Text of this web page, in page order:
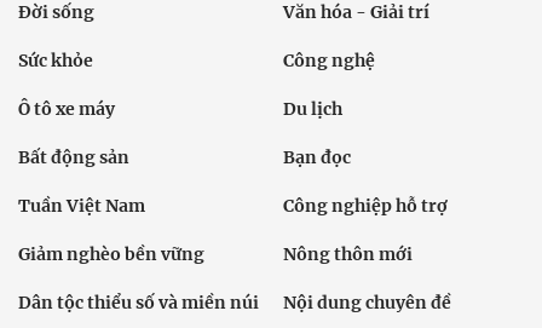
Đời sống Văn hóa - Giải trí
Sức khỏe Công nghệ
Ô tô xe máy Du lịch
Bất động sản Bạn đọc
Tuần Việt Nam Công nghiệp hỗ trợ
Giảm nghèo bền vững Nông thôn mới
Dân tộc thiểu số và miền núi Nội dung chuyên đề